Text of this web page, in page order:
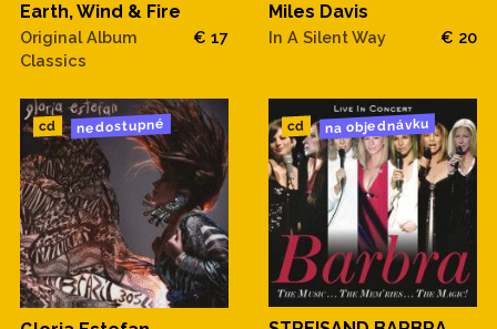
Earth, Wind & Fire
Original Album
Classics
€ 17
Miles Davis
In A Silent Way € 20
cd nedostupné cd na objednávku